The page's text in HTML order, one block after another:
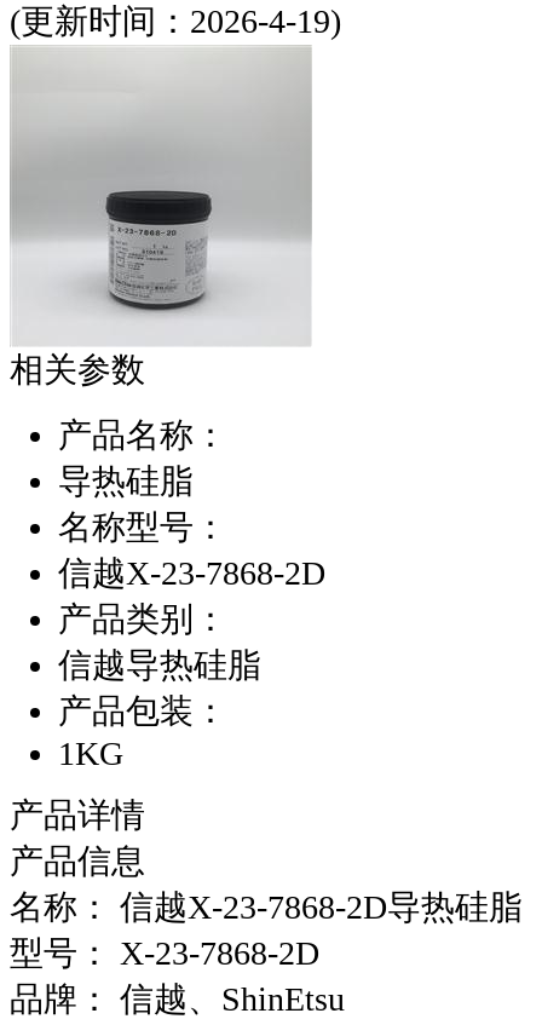
(更新时间：2026-4-19)
相关参数
产品名称：
导热硅脂
名称型号：
信越X-23-7868-2D
产品类别：
信越导热硅脂
产品包装：
1KG
产品详情
产品信息
名称： 信越X-23-7868-2D导热硅脂
型号： X-23-7868-2D
品牌： 信越、ShinEtsu